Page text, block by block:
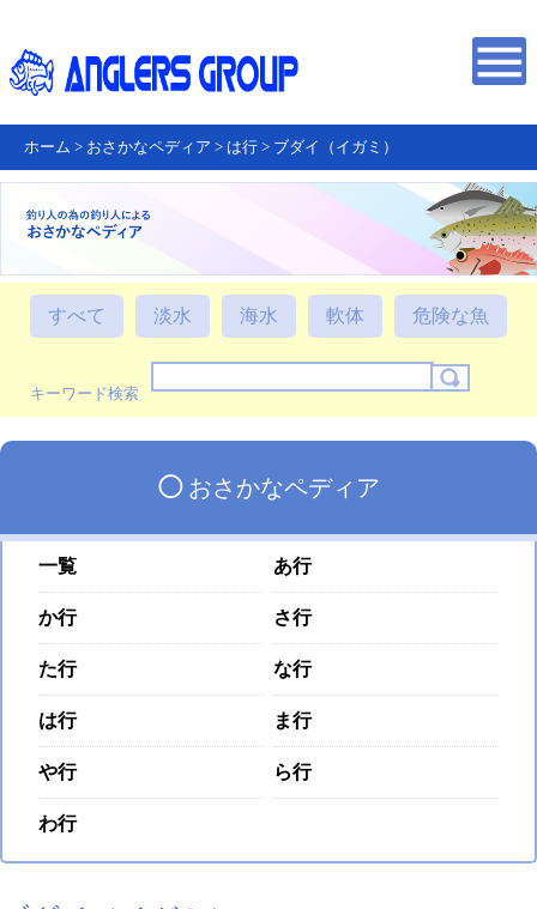
ホーム > おさかなペディア > は行 > ブダイ（イガミ）
すべて 淡水 海水 軟体 危険な魚
キーワード検索
◯おさかなペディア
一覧 あ行
か行 さ行
た行 な行
は行 ま行
や行 ら行
わ行